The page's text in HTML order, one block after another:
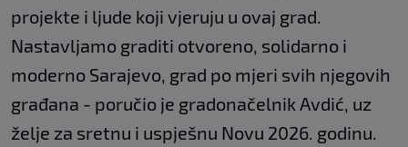
projekte i ljude koji vjeruju u ovaj grad.
Nastavljamo graditi otvoreno, solidarno i
moderno Sarajevo, grad po mjeri svih njegovih
građana - poručio je gradonačelnik Avdić, uz
želje za sretnu i uspješnu Novu 2026. godinu.